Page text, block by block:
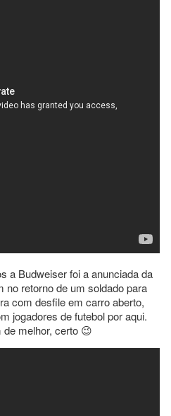
a Budweiser foi a anunciada da
retorno de um soldado para
com desfile em carro aberto,
jogadores de futebol por aqui.
melhor, certo 😉